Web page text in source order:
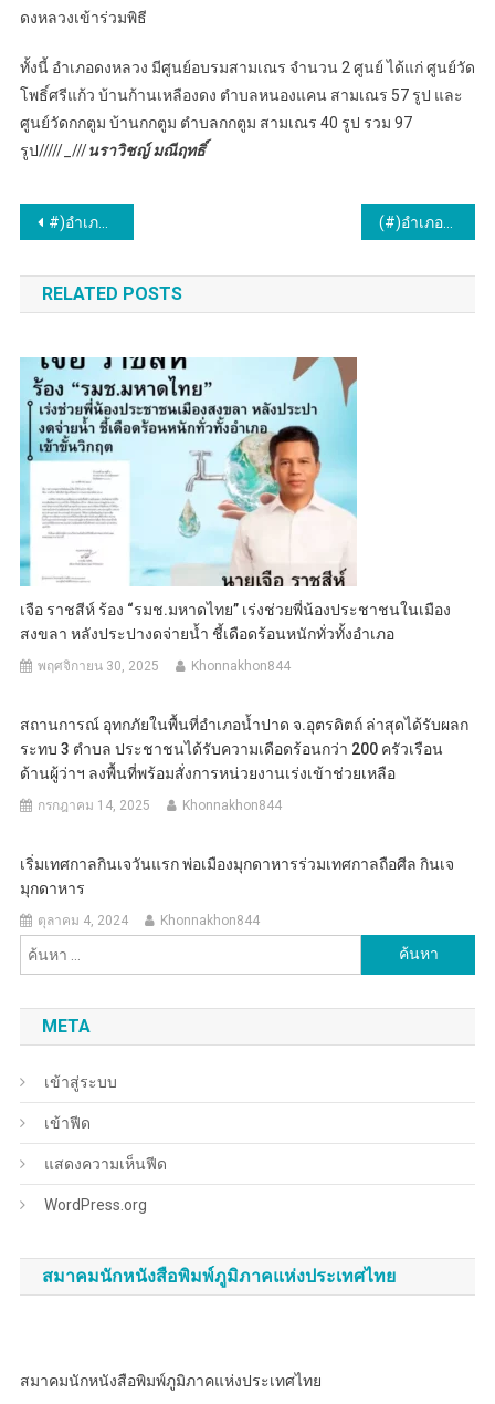
ดงหลวงเข้าร่วมพิธี
ทั้งนี้ อำเภอดงหลวง มีศูนย์อบรมสามเณร จำนวน 2 ศูนย์ ได้แก่ ศูนย์วัด
โพธิ์ศรีแก้ว บ้านก้านเหลืองดง ตำบลหนองแคน สามเณร 57 รูป และ
ศูนย์วัดกกตูม บ้านกกตูม ตำบลกกตูม สามเณร 40 รูป รวม 97
รูป/////_///นราวิชญ์ มณีฤทธิ์
แนะแนว
เรื่อง
#)อำเภอดงหลวง(#) จังหวัดมุกดาหาร…อำเภอดงหลวง ร่วมตรวจเยี่ยมการตรวจเลือกทหารกองเกินเข้ารับราชการทหารกองประจำการ (เกณฑ์ทหาร) อำเภอดงหลวง ประจำปี 2567
RELATED POSTS
เจือ ราชสีห์ ร้อง “รมช.มหาดไทย” เร่งช่วยพี่น้องประชาชนในเมือง
สงขลา หลังประปางดจ่ายน้ำ ชี้เดือดร้อนหนักทั่วทั้งอำเภอ
พฤศจิกายน 30, 2025 Khonnakhon844
สถานการณ์ อุทกภัยในพื้นที่อำเภอน้ำปาด จ.อุตรดิตถ์ ล่าสุดได้รับผลก
ระทบ 3 ตำบล ประชาชนได้รับความเดือดร้อนกว่า 200 ครัวเรือน
ด้านผู้ว่าฯ ลงพื้นที่พร้อมสั่งการหน่วยงานเร่งเข้าช่วยเหลือ
กรกฎาคม 14, 2025 Khonnakhon844
เริ่มเทศกาลกินเจวันแรก พ่อเมืองมุกดาหารร่วมเทศกาลถือศีล กินเจ
มุกดาหาร
ตุลาคม 4, 2024 Khonnakhon844
สำหรับ:
META
เข้าสู่ระบบ
เข้าฟีด
แสดงความเห็นฟีด
WordPress.org
สมาคมนักหนังสือพิมพ์ภูมิภาคแห่งประเทศไทย
สมาคมนักหนังสือพิมพ์ภูมิภาคแห่งประเทศไทย